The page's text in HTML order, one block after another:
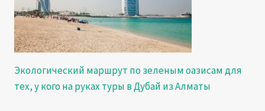
Экологический маршрут по зеленым оазисам для
тех, у кого на руках туры в Дубай из Алматы